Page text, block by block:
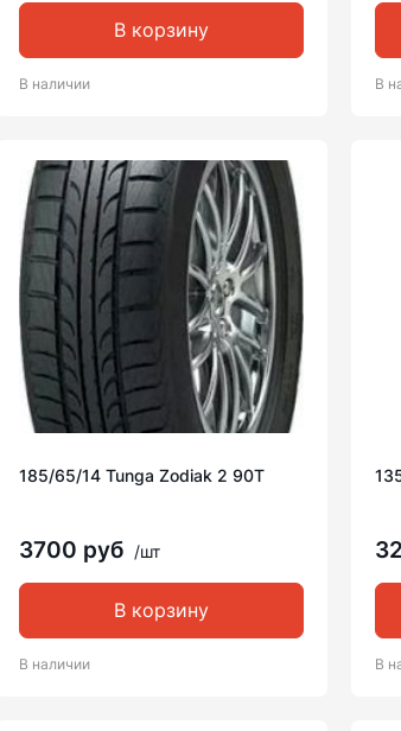
В корзину
В наличии В
185/65/14 Tunga Zodiak 2 90T
3700 руб /шт
В корзину
В наличии В